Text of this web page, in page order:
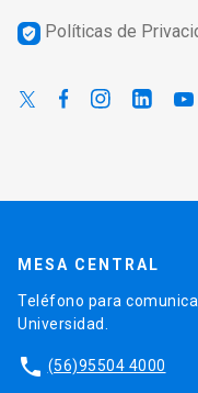
verified_user Políticas de
MESA CENTRAL
Teléfono para
Universidad.
phone (56)95504 4000